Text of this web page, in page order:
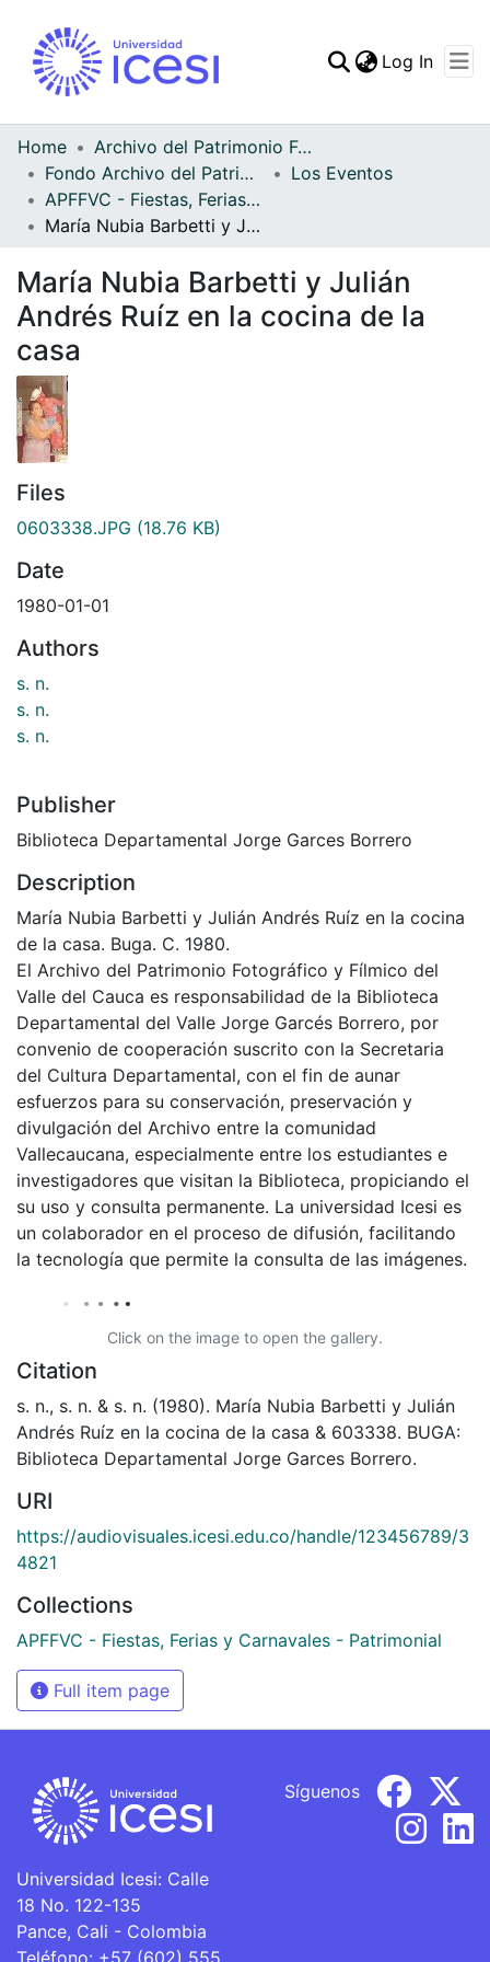
Statistics
Log In
Home
Archivo del Patrimonio Fotográfico y Fílmico del Valle del Cauca
Fondo Archivo del Patrimonio Fotográfico y Fílmico del Valle del Cauca
Los Eventos
APFFVC - Fiestas, Ferias y Carnavales - Patrimonial
María Nubia Barbetti y Julián Andrés Ruíz en la cocina de la casa
María Nubia Barbetti y Julián
Andrés Ruíz en la cocina de la
casa
Files
0603338.JPG (18.76 KB)
Date
1980-01-01
Authors
s. n.
s. n.
s. n.
Publisher
Biblioteca Departamental Jorge Garces Borrero
Description
María Nubia Barbetti y Julián Andrés Ruíz en la cocina
de la casa. Buga. C. 1980.
El Archivo del Patrimonio Fotográfico y Fílmico del
Valle del Cauca es responsabilidad de la Biblioteca
Departamental del Valle Jorge Garcés Borrero, por
convenio de cooperación suscrito con la Secretaria
del Cultura Departamental, con el fin de aunar
esfuerzos para su conservación, preservación y
divulgación del Archivo entre la comunidad
Vallecaucana, especialmente entre los estudiantes e
investigadores que visitan la Biblioteca, propiciando el
su uso y consulta permanente. La universidad Icesi es
un colaborador en el proceso de difusión, facilitando
la tecnología que permite la consulta de las imágenes.
Click on the image to open the gallery.
Citation
s. n., s. n. & s. n. (1980). María Nubia Barbetti y Julián
Andrés Ruíz en la cocina de la casa & 603338. BUGA:
Biblioteca Departamental Jorge Garces Borrero.
URI
https://audiovisuales.icesi.edu.co/handle/123456789/3
4821
Collections
APFFVC - Fiestas, Ferias y Carnavales - Patrimonial
Full item page
Universidad Icesi: Calle
18 No. 122-135
Pance, Cali - Colombia
Teléfono: +57 (602) 555
Síguenos